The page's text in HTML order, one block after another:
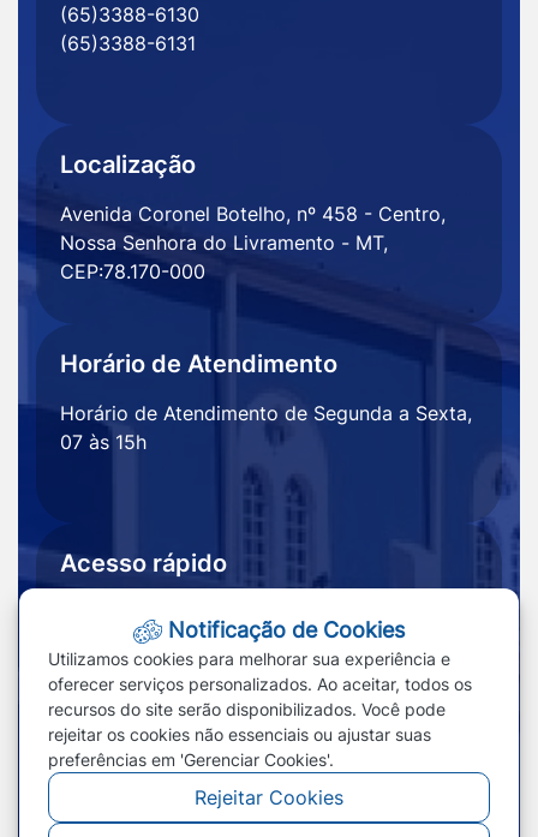
Facebook
(65)3388-6130
(65)3388-6131
Localização
Avenida Coronel Botelho, nº 458 - Centro,
Nossa Senhora do Livramento - MT,
CEP:78.170-000
Horário de Atendimento
Horário de Atendimento de Segunda a Sexta,
07 às 15h
Acesso rápido
Transparência
Redefinir cookies
Notificação de Cookies
Utilizamos cookies para melhorar sua experiência e
oferecer serviços personalizados. Ao aceitar, todos os
recursos do site serão disponibilizados. Você pode
rejeitar os cookies não essenciais ou ajustar suas
preferências em 'Gerenciar Cookies'.
Rejeitar Cookies